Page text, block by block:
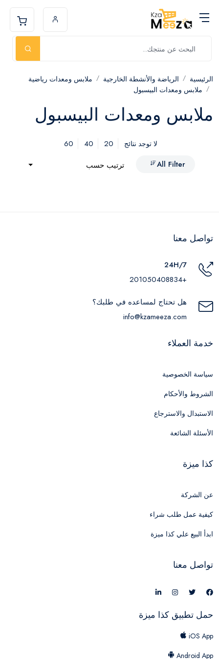
الرئيسية الرياضة والأنشطة الخارجية
ملابس ومعدات رياضية
ملابس ومعدات البيسبول
ملابس ومعدات البيسبول
لا توجد نتائج 20
40
60
All Filter
ترتيب حسب
تواصل معنا
24H/7
+201050408834
هل تحتاج لمساعده في طلبك؟
info@kzameeza.com
خدمة العملاء
سياسة الخصوصية
الشروط والأحكام
الاستبدال والاسترجاع
الأسئلة الشائعة
كذا ميزة
عن الشركة
كيفية عمل طلب شراء
ابدأ البيع علي كذا ميزة
تواصل معنا
حمل تطبيق كذا ميزة
iOS App
Android App